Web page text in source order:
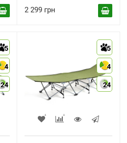
2 299 грн
5
4
24
5
4
24